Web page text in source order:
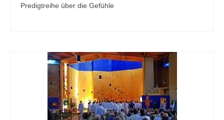
Predigtreihe über die Gefühle